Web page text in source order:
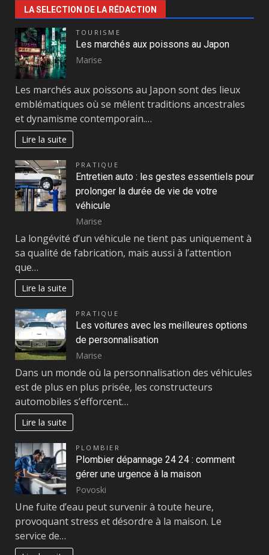
LA SELECTION DE LA RÉDACTION
TOURISME
Les marchés aux poissons au Japon
Marise
Les marchés aux poissons au Japon sont des lieux
emblématiques où se mêlent traditions ancestrales
et dynamisme contemporain.…
Lire la suite
PRATIQUE
Entretien auto : les gestes essentiels pour
prolonger la durée de vie de votre
véhicule
Marise
La longévité d’un véhicule ne tient pas uniquement à
sa qualité de fabrication, mais aussi à l’attention
que…
Lire la suite
PRATIQUE
Les voitures avec les meilleures options
de personnalisation
Marise
Dans un monde où la personnalisation des véhicules
est de plus en plus prisée, les constructeurs
automobiles s’efforcent…
Lire la suite
PLOMBIER
Plombier dépannage 24 24 : comment
gérer une urgence à la maison
Povoski
Une fuite d’eau peut survenir à toute heure,
provoquant stress et désordre à la maison. Le
service de…